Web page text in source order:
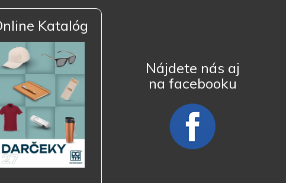
Katalóg
Nájdete nás aj
na facebooku